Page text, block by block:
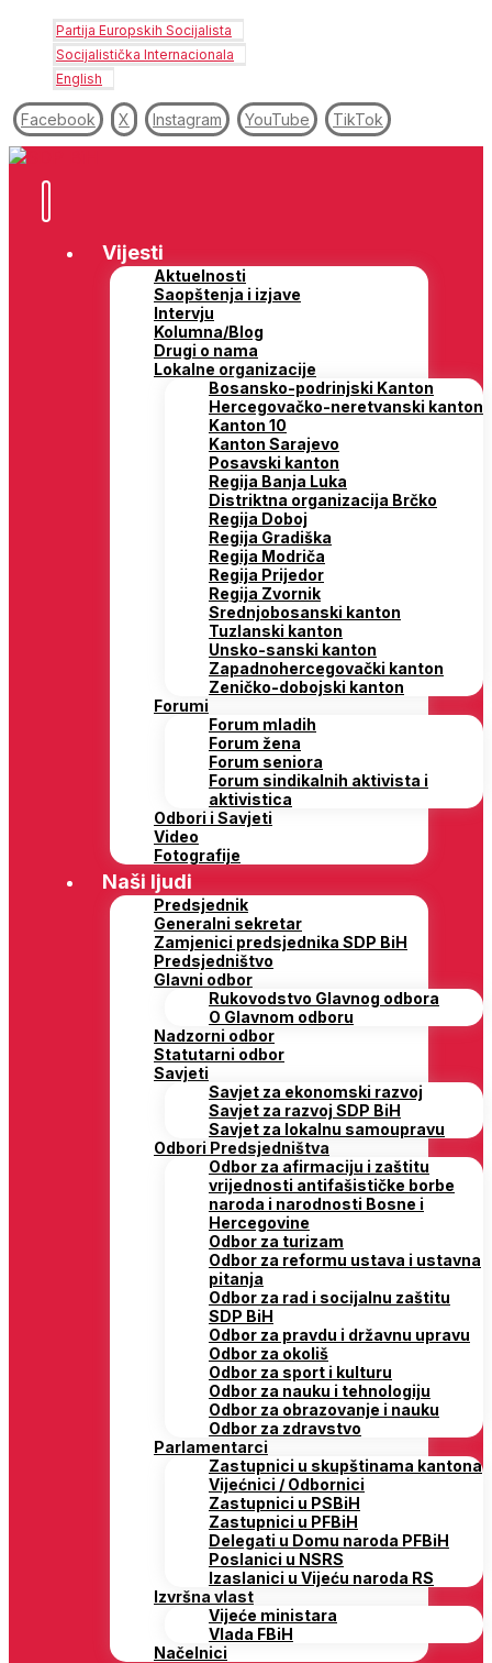
Partija Europskih Socijalista
Socijalistička Internacionala
English
Facebook X Instagram YouTube TikTok
Vijesti
Aktuelnosti
Saopštenja i izjave
Intervju
Kolumna/Blog
Drugi o nama
Lokalne organizacije
Bosansko-podrinjski Kanton
Hercegovačko-neretvanski kanton
Kanton 10
Kanton Sarajevo
Posavski kanton
Regija Banja Luka
Distriktna organizacija Brčko
Regija Doboj
Regija Gradiška
Regija Modriča
Regija Prijedor
Regija Zvornik
Srednjobosanski kanton
Tuzlanski kanton
Unsko-sanski kanton
Zapadnohercegovački kanton
Zeničko-dobojski kanton
Forumi
Forum mladih
Forum žena
Forum seniora
Forum sindikalnih aktivista i
aktivistica
Odbori i Savjeti
Video
Fotografije
Naši ljudi
Predsjednik
Generalni sekretar
Zamjenici predsjednika SDP BiH
Predsjedništvo
Glavni odbor
Rukovodstvo Glavnog odbora
O Glavnom odboru
Nadzorni odbor
Statutarni odbor
Savjeti
Savjet za ekonomski razvoj
Savjet za razvoj SDP BiH
Savjet za lokalnu samoupravu
Odbori Predsjedništva
Odbor za afirmaciju i zaštitu
vrijednosti antifašističke borbe
naroda i narodnosti Bosne i
Hercegovine
Odbor za turizam
Odbor za reformu ustava i ustavna
pitanja
Odbor za rad i socijalnu zaštitu
SDP BiH
Odbor za pravdu i državnu upravu
Odbor za okoliš
Odbor za sport i kulturu
Odbor za nauku i tehnologiju
Odbor za obrazovanje i nauku
Odbor za zdravstvo
Parlamentarci
Zastupnici u skupštinama kantona
Vijećnici / Odbornici
Zastupnici u PSBiH
Zastupnici u PFBiH
Delegati u Domu naroda PFBiH
Poslanici u NSRS
Izaslanici u Vijeću naroda RS
Izvršna vlast
Vijeće ministara
Vlada FBiH
Načelnici